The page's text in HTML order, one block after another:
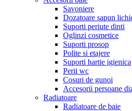
Savoniere
Dozatoare sapun
Suporti periute dinti
Oglinzi cosmetice
Suporti prosop
Polite si etajere
Suporti hartie igienica
Perii wc
Cosuri de gunoi
Accesorii persoane
Radiatoare
Radiatoare de baie